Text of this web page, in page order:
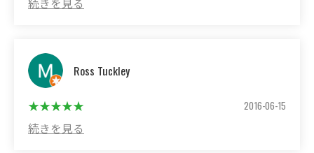
Ross Tuckley
2016-06-15